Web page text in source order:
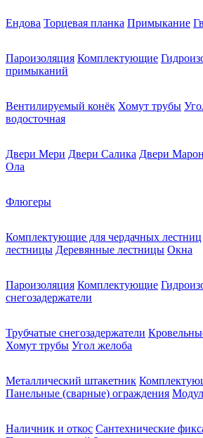
Ендова Торцевая планка Примыкание
Пароизоляция Комплектующие
примыканий
Вентилируемый конёк Хомут трубы
водосточная
Двери Мери Двери Салика Двери Марон
Ола
Флюгеры
Комплектующие для чердачных лестниц
лестницы Деревянные лестницы Окна
Пароизоляция Комплектующие
снегозадержатели
Трубчатые снегозадержатели
Хомут трубы Угол желоба
Металлический штакетник
Панельные (сварные) ограждения
Наличник и откос Сантехнические